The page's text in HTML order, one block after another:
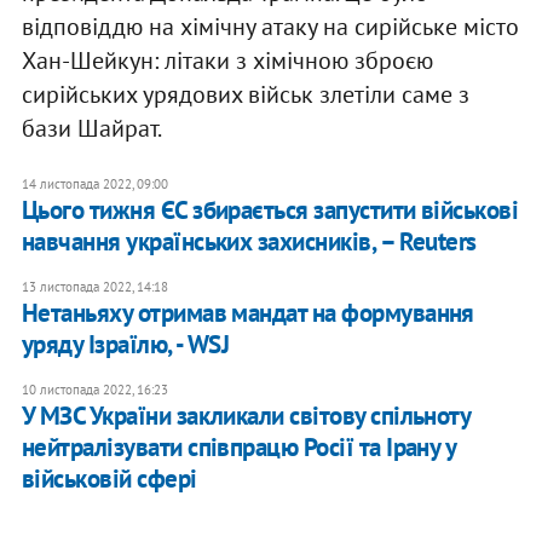
відповіддю на хімічну атаку на сирійське місто
Хан-Шейкун: літаки з хімічною зброєю
сирійських урядових військ злетіли саме з
бази Шайрат.
14 листопада 2022, 09:00
Цього тижня ЄС збирається запустити військові
навчання українських захисників, – Reuters
13 листопада 2022, 14:18
Нетаньяху отримав мандат на формування
уряду Ізраїлю, - WSJ
10 листопада 2022, 16:23
​У МЗС України закликали світову спільноту
нейтралізувати співпрацю Росії та Ірану у
військовій сфері